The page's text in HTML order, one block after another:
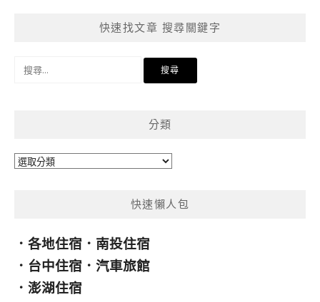
快速找文章 搜尋關鍵字
分類
分
快速懶人包
． 各地住宿 ． 南投住宿
． 台中住宿 ． 汽車旅館
． 澎湖住宿